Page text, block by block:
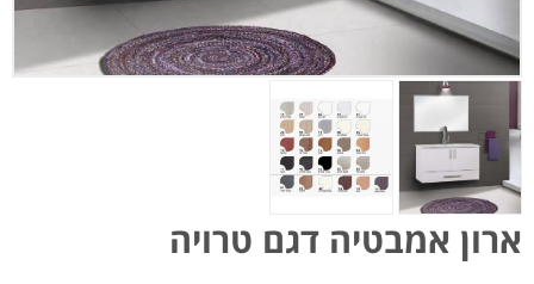
ארון אמבטיה דגם טרויה